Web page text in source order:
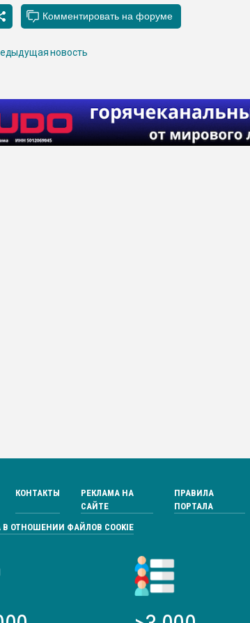
новость
КОНТАКТЫ
РЕКЛАМА НА
САЙТЕ
ПРАВИЛА
ПОРТАЛА
ОТНОШЕНИИ ФАЙЛОВ COOKIE